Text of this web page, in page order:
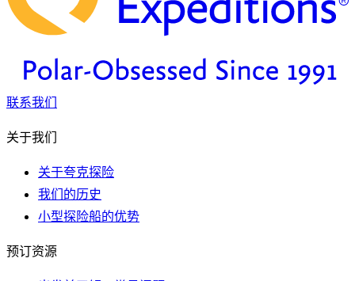
联系我们
关于我们
关于夸克探险
我们的历史
小型探险船的优势
预订资源